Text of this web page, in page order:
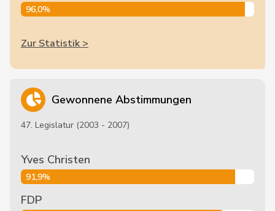
96,0%
Zur Statistik >
Gewonnene Abstimmungen
47. Legislatur (2003 - 2007)
Yves Christen
91,9%
FDP